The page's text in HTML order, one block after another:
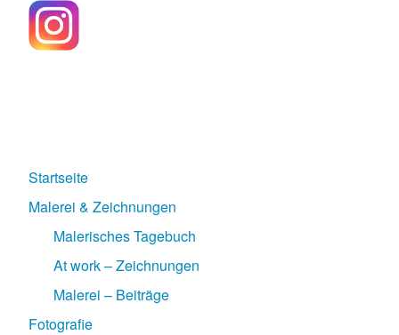
Startseite
Malerei & Zeichnungen
Malerisches Tagebuch
At work – Zeichnungen
Malerei – Beiträge
Fotografie